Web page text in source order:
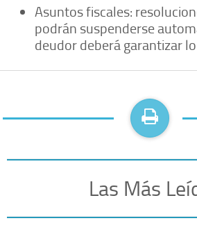
Asuntos fiscales:
podrán suspenderse
deudor deberá garantizar
Las Más